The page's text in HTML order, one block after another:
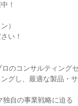
！
）
い！
のコンサルティング
グし、最適な製品・
自の事業戦略に迫る